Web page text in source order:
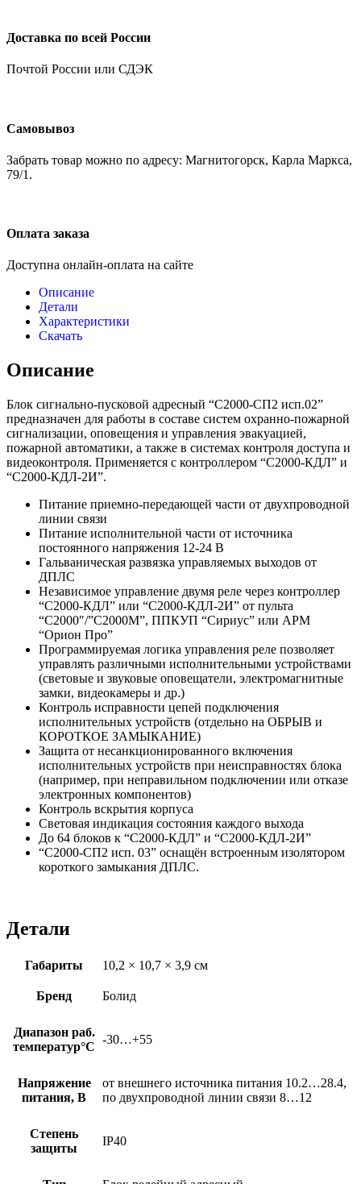
Доставка по всей России
Почтой России или СДЭК
Самовывоз
Забрать товар можно по адресу: Магнитогорск, Карла Маркса,
79/1.
Оплата заказа
Доступна онлайн-оплата на сайте
Описание
Детали
Характеристики
Скачать
Описание
Блок сигнально-пусковой адресный “С2000-СП2 исп.02”
предназначен для работы в составе систем охранно-пожарной
сигнализации, оповещения и управления эвакуацией,
пожарной автоматики, а также в системах контроля доступа и
видеоконтроля. Применяется с контроллером “С2000-КДЛ” и
“С2000-КДЛ-2И”.
Питание приемно-передающей части от двухпроводной
линии связи
Питание исполнительной части от источника
постоянного напряжения 12-24 В
Гальваническая развязка управляемых выходов от
ДПЛС
Независимое управление двумя реле через контроллер
“С2000-КДЛ” или “С2000-КДЛ-2И” от пульта
“С2000″/”С2000М”, ППКУП “Сириус” или АРМ
“Орион Про”
Программируемая логика управления реле позволяет
управлять различными исполнительными устройствами
(световые и звуковые оповещатели, электромагнитные
замки, видеокамеры и др.)
Контроль исправности цепей подключения
исполнительных устройств (отдельно на ОБРЫВ и
КОРОТКОЕ ЗАМЫКАНИЕ)
Защита от несанкционированного включения
исполнительных устройств при неисправностях блока
(например, при неправильном подключении или отказе
электронных компонентов)
Контроль вскрытия корпуса
Световая индикация состояния каждого выхода
До 64 блоков к “С2000-КДЛ” и “С2000-КДЛ-2И”
“С2000-СП2 исп. 03” оснащён встроенным изолятором
короткого замыкания ДПЛС.
Детали
Габариты 10,2 × 10,7 × 3,9 см
Бренд Болид
Диапазон раб.
температур°С
-30…+55
Напряжение
питания, В
от внешнего источника питания 10.2…28.4,
по двухпроводной линии связи 8…12
Степень
защиты
IP40